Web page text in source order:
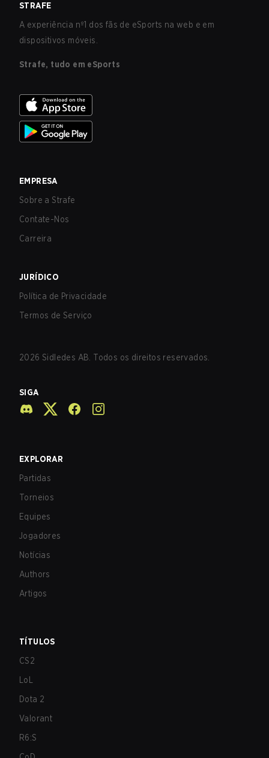
STRAFE
A experiência nº1 dos fãs de eSports na web e em
dispositivos móveis.
Strafe, tudo em eSports
EMPRESA
Sobre a Strafe
Contate-Nos
Carreira
JURÍDICO
Política de Privacidade
Termos de Serviço
2026 Sidledes AB. Todos os direitos reservados.
SIGA
EXPLORAR
Partidas
Torneios
Equipes
Jogadores
Notícias
Authors
Artigos
TÍTULOS
CS2
LoL
Dota 2
Valorant
R6:S